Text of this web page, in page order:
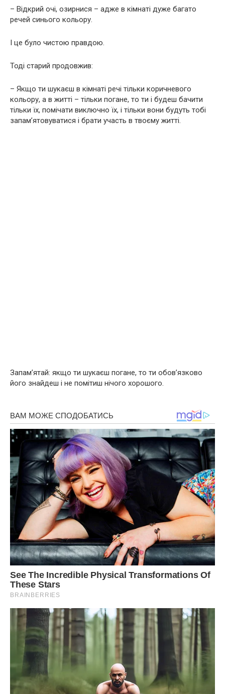
– Відкрий очі, озирнися – адже в кімнаті дуже багато
речей синього кольору.
І це було чистою правдою.
Тоді старий продовжив:
– Якщо ти шукаєш в кімнаті речі тільки коричневого
кольору, а в житті – тільки погане, то ти і будеш бачити
тільки їх, помічати виключно їх, і тільки вони будуть тобі
запам’ятовуватися і брати участь в твоєму житті.
Запам’ятай: якщо ти шукаєш погане, то ти обов’язково
його знайдеш і не помітиш нічого хорошого.